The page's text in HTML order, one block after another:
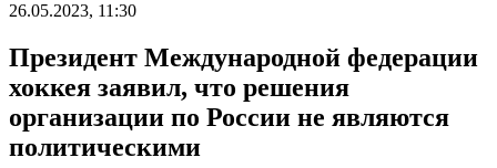
26.05.2023, 11:30
Президент Международной федерации
хоккея заявил, что решения
организации по России не являются
политическими